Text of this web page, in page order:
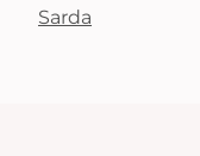
Sarda